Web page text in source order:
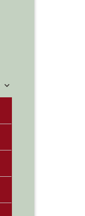
keyboard_arrow_down